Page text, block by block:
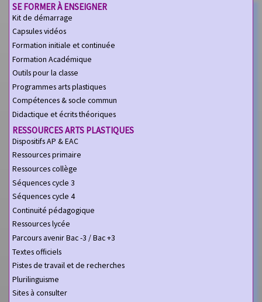
SE FORMER À ENSEIGNER
Kit de démarrage
Capsules vidéos
Formation initiale et continuée
Formation Académique
Outils pour la classe
Programmes arts plastiques
Compétences & socle commun
Didactique et écrits théoriques
RESSOURCES ARTS PLASTIQUES
Dispositifs AP & EAC
Ressources primaire
Ressources collège
Séquences cycle 3
Séquences cycle 4
Continuité pédagogique
Ressources lycée
Parcours avenir Bac -3 / Bac +3
Textes officiels
Pistes de travail et de recherches
Plurilinguisme
Sites à consulter